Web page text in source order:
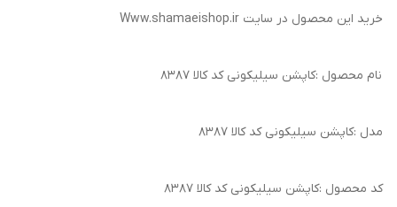
خرید این محصول در سایت Www.shamaeishop.ir
نام محصول :کاپشن سیلیکونی کد کالا ۸۳۸۷
مدل :کاپشن سیلیکونی کد کالا ۸۳۸۷
کد محصول :کاپشن سیلیکونی کد کالا ۸۳۸۷